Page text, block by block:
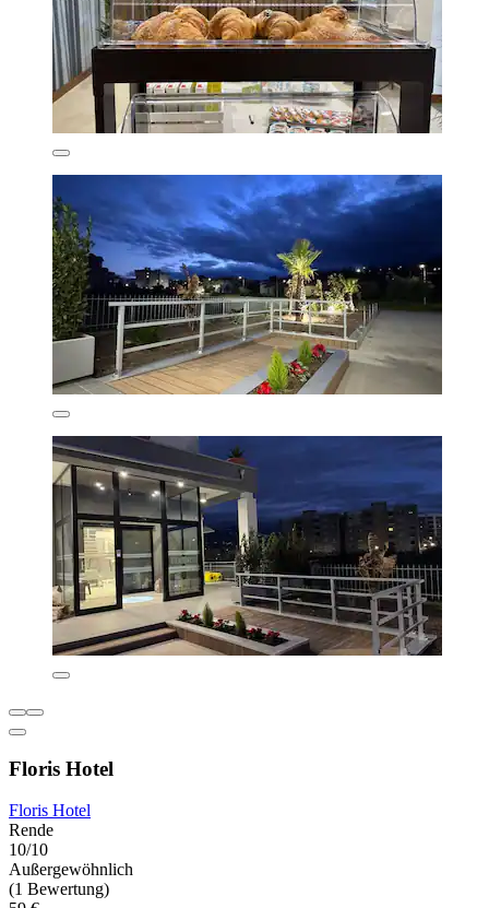
Floris Hotel
Floris Hotel
Rende
10/10
Außergewöhnlich
(1 Bewertung)